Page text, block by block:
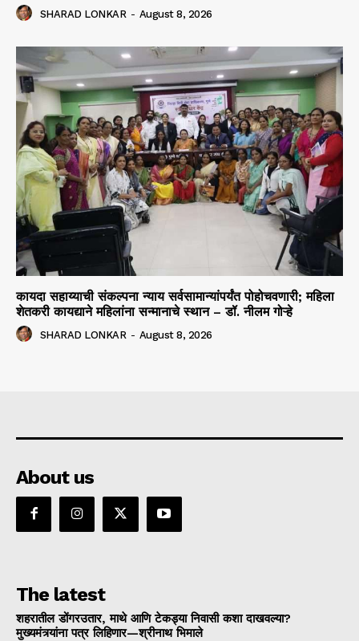
SHARAD LONKAR - August 8, 2026
कायदा सहाय्याची संकल्पना न्याय सर्वसामान्यांपर्यंत पोहोचवणारी; महिला
शेतकरी कायद्याने महिलांना सन्मानाचे स्थान – डॉ. नीलम गोऱ्हे
SHARAD LONKAR - August 8, 2026
About us
The latest
शहरातील डोंगरउतार, माथे आणि टेकड्या निवासी कशा दाखवल्या?
मुख्यमंत्र्यांना पत्र लिहिणार—श्रीनाथ भिमाले